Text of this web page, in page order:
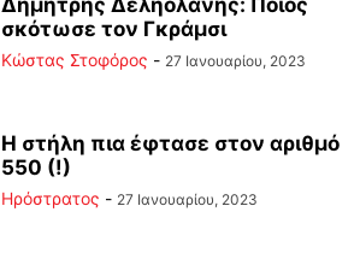
Δημήτρης Δεληολάνης: Ποιος
σκότωσε τον Γκράμσι
Κώστας Στοφόρος - 27 Ιανουαρίου, 2023
Η στήλη πια έφτασε στον αριθμό
550 (!)
Ηρόστρατος - 27 Ιανουαρίου, 2023